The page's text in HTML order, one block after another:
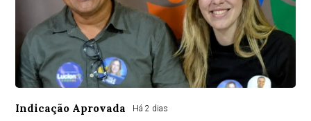
Indicação Aprovada Há 2 dias